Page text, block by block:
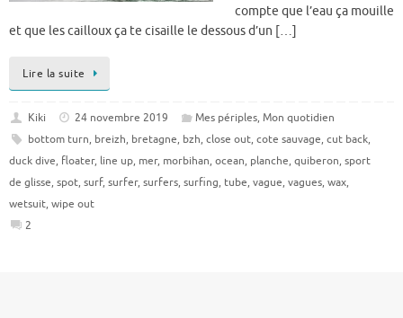
compte que l’eau ça mouille
et que les cailloux ça te cisaille le dessous d’un […]
Lire la suite
Kiki 24 novembre 2019 Mes périples, Mon quotidien
bottom turn, breizh, bretagne, bzh, close out, cote sauvage, cut back,
duck dive, floater, line up, mer, morbihan, ocean, planche, quiberon, sport
de glisse, spot, surf, surfer, surfers, surfing, tube, vague, vagues, wax,
wetsuit, wipe out
2